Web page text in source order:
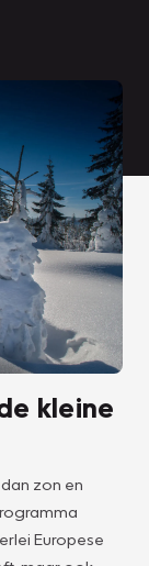
kleine
zon en
Europese